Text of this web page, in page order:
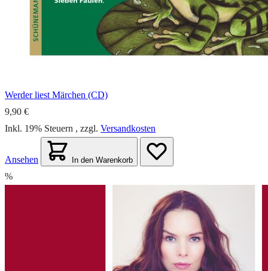
Werder liest Märchen (CD)
9,90 €
Inkl. 19% Steuern , zzgl. Versandkosten
Ansehen In den Warenkorb
%